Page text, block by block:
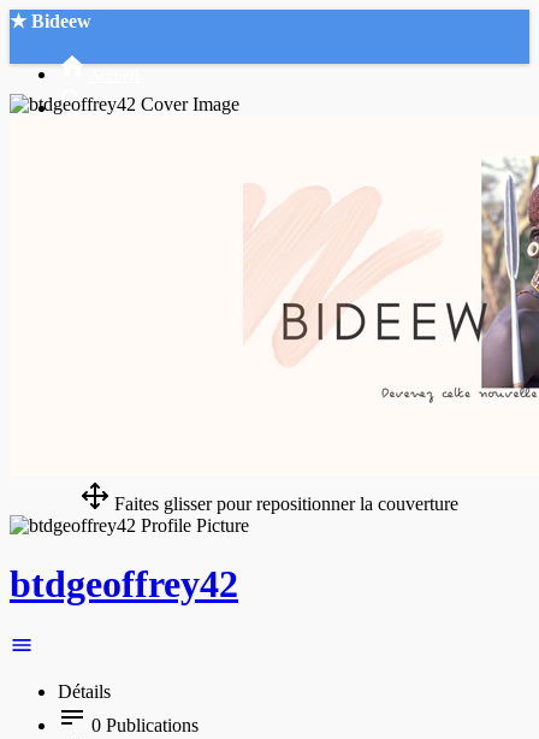
★ Bideew
Faites glisser pour repositionner la couverture
btdgeoffrey42
Détails
0 Publications